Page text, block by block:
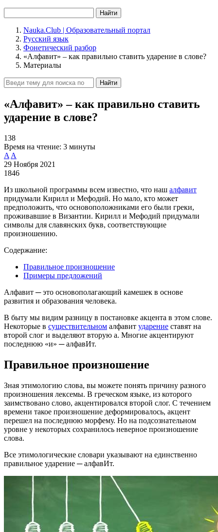
Найти
Nauka.Club | Образовательный портал
Русский язык
Фонетический разбор
«Алфавит» – как правильно ставить ударение в слове?
Материалы
Найти
«Алфавит» – как правильно ставить
ударение в слове?
138
Время на чтение: 3 минуты
A A
29 Ноября 2021
1846
Из школьной программы всем известно, что наш алфавит
придумали Кирилл и Мефодий. Но мало, кто может
предположить, что основоположниками его были греки,
проживавшие в Византии. Кирилл и Мефодий придумали
символы для славянских букв, соответствующие
произношению.
Содержание:
Правильное произношение
Примеры предложений
Алфавит ─ это основополагающий камешек в основе
развития и образования человека.
В быту мы видим разницу в постановке акцента в этом слове.
Некоторые в существительном алфавит ударение ставят на
второй слог и выделяют вторую а. Многие акцентируют
последнюю «и» ─ алфавИт.
Правильное произношение
Зная этимологию слова, вы можете понять причину разного
произношения лексемы. В греческом языке, из которого
заимствовано слово, акцентировался второй слог. С течением
времени такое произношение деформировалось, акцент
перешел на последнюю морфему. Но на подсознательном
уровне у некоторых сохранилось неверное произношение
слова.
Все этимологические словари указывают на единственно
правильное ударение ─ алфавИт.